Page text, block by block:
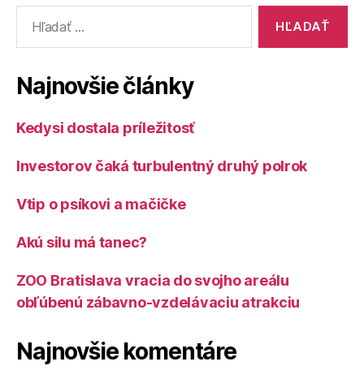
Najnovšie články
Kedysi dostala príležitosť
Investorov čaká turbulentný druhý polrok
Vtip o psíkovi a mačičke
Akú silu má tanec?
ZOO Bratislava vracia do svojho areálu
obľúbenú zábavno-vzdelávaciu atrakciu
Najnovšie komentáre